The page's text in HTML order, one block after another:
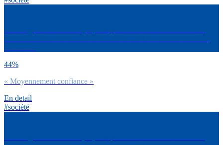
44%
« Moyennement confiance »
En detail
#société